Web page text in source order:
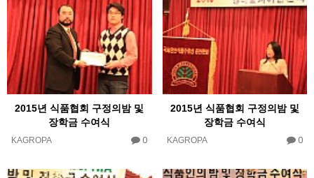
2015년 식품협회 구정의밤 및
장학금 수여식
KAGROPA 0
2015년 식품협회 구정의밤 및
장학금 수여식
KAGROPA 0